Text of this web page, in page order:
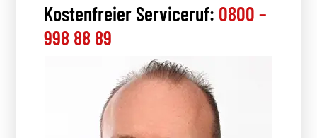
Kostenfreier Serviceruf: 0800 –
998 88 89